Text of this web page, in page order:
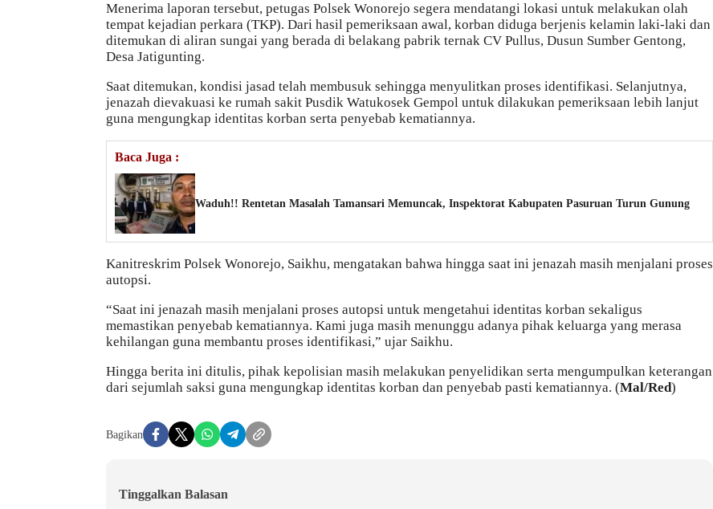
Menerima laporan tersebut, petugas Polsek Wonorejo segera mendatangi lokasi untuk melakukan olah
tempat kejadian perkara (TKP). Dari hasil pemeriksaan awal, korban diduga berjenis kelamin laki-laki dan
ditemukan di aliran sungai yang berada di belakang pabrik ternak CV Pullus, Dusun Sumber Gentong,
Desa Jatigunting.
Saat ditemukan, kondisi jasad telah membusuk sehingga menyulitkan proses identifikasi. Selanjutnya,
jenazah dievakuasi ke rumah sakit Pusdik Watukosek Gempol untuk dilakukan pemeriksaan lebih lanjut
guna mengungkap identitas korban serta penyebab kematiannya.
Baca Juga :
Waduh!! Rentetan Masalah Tamansari Memuncak, Inspektorat Kabupaten Pasuruan Turun Gunung
Kanitreskrim Polsek Wonorejo, Saikhu, mengatakan bahwa hingga saat ini jenazah masih menjalani proses
autopsi.
“Saat ini jenazah masih menjalani proses autopsi untuk mengetahui identitas korban sekaligus
memastikan penyebab kematiannya. Kami juga masih menunggu adanya pihak keluarga yang merasa
kehilangan guna membantu proses identifikasi,” ujar Saikhu.
Hingga berita ini ditulis, pihak kepolisian masih melakukan penyelidikan serta mengumpulkan keterangan
dari sejumlah saksi guna mengungkap identitas korban dan penyebab pasti kematiannya. (Mal/Red)
Bagikan
Tinggalkan Balasan